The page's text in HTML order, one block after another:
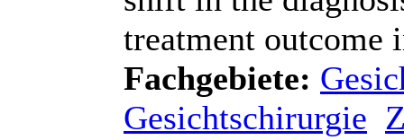
treatment outcome
Fachgebiete:
Gesichtschirurgie